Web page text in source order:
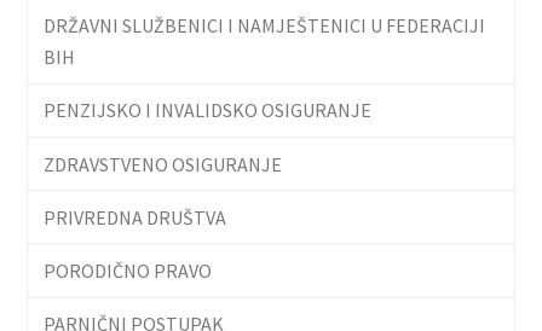
DRŽAVNI SLUŽBENICI I NAMJEŠTENICI U FEDERACIJI
BIH
PENZIJSKO I INVALIDSKO OSIGURANJE
ZDRAVSTVENO OSIGURANJE
PRIVREDNA DRUŠTVA
PORODIČNO PRAVO
PARNIČNI POSTUPAK